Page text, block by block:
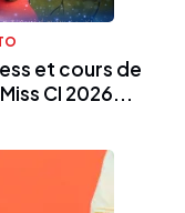
et cours de
CI 2026...